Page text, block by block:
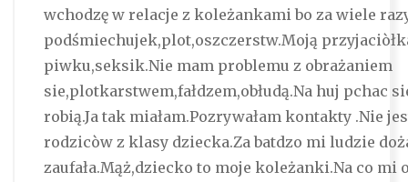
wchodzę w relacje z koleżankami bo za wiele
podśmiechujek,plot,oszczerstw.Moją
piwku,seksik.Nie mam problemu z obrażaniem
sie,plotkarstwem,fałdzem,obłudą.Na huj pchac
robią.Ja tak miałam.Pozrywałam kontakty .Nie
rodzicòw z klasy dziecka.Za batdzo mi ludzie
zaufała.Mąż,dziecko to moje koleżanki.Na co mi